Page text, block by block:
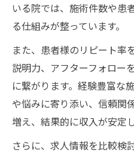
いる院では、施術件数や患
る仕組みが整っています。
また、患者様のリピート率
説明力、アフターフォロー
に繋がります。経験豊富な
や悩みに寄り添い、信頼関
増え、結果的に収入が安定し
さらに、求人情報を比較検